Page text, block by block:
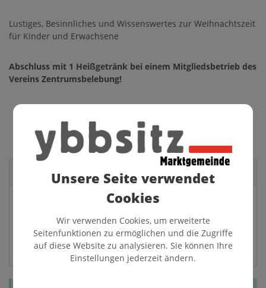
Lustiges, Besinnliches und Wissenswertes zur Weihnachtszeit
für Kinder und Erwachsene
Abschluss mit 1 Heißgetränk bei einem Mitgliedsbetrieb des
Vereins Zentrumsbelebung!
Veranstaltungsort
3341 Ybbsitz
Auf Google Maps anzeigen
Unsere Seite verwendet
Cookies
Wir verwenden Cookies, um erweiterte
Seitenfunktionen zu ermöglichen und die Zugriffe
auf diese Website zu analysieren. Sie können Ihre
Einstellungen jederzeit ändern.